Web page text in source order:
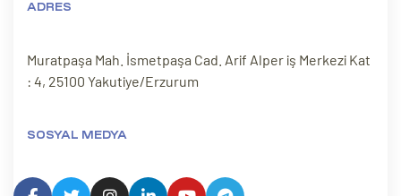
ADRES
Muratpaşa Mah. İsmetpaşa Cad. Arif Alper iş Merkezi Kat
: 4, 25100 Yakutiye/Erzurum
SOSYAL MEDYA